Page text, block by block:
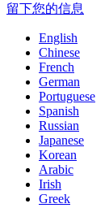
留下您的信息
English
Chinese
French
German
Portuguese
Spanish
Russian
Japanese
Korean
Arabic
Irish
Greek